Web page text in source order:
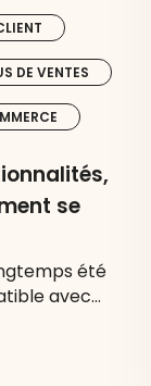
DE VENTES
se
été
avec…